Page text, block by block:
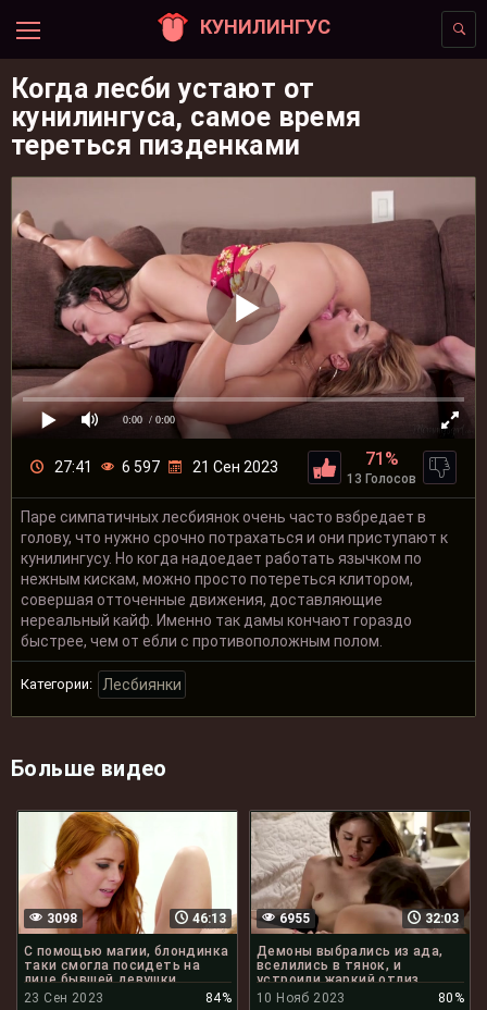
КУНИЛИНГУС
Когда лесби устают от
кунилингуса, самое время
тереться пизденками
0:00 / 0:00
27:41 6 597 21 Сен 2023 71%
13 Голосов
Паре симпатичных лесбиянок очень часто взбредает в
голову, что нужно срочно потрахаться и они приступают к
кунилингусу. Но когда надоедает работать язычком по
нежным кискам, можно просто потереться клитором,
совершая отточенные движения, доставляющие
нереальный кайф. Именно так дамы кончают гораздо
быстрее, чем от ебли с противоположным полом.
Категории: Лесбиянки
Больше видео
46:13
3098
С помощью магии, блондинка
таки смогла посидеть на
лице бывшей девушки
23 Сен 2023
84%
32:03
6955
Демоны выбрались из ада,
вселились в тянок, и
устроили жаркий отлиз
клиторов
10 Нояб 2023 80%